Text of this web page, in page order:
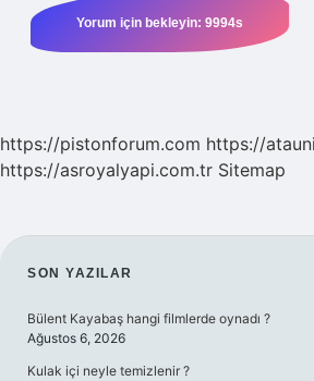
https://pistonforum.com https://
https://asroyalyapi.com.tr Sitemap
SIDEBAR
SON YAZILAR
Bülent Kayabaş hangi filmlerde oynadı ?
Ağustos 6, 2026
Kulak içi neyle temizlenir ?